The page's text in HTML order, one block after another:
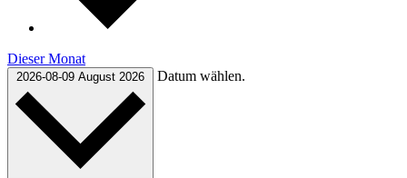
Dieser Monat
2026-08-09 August 2026 Datum wählen.